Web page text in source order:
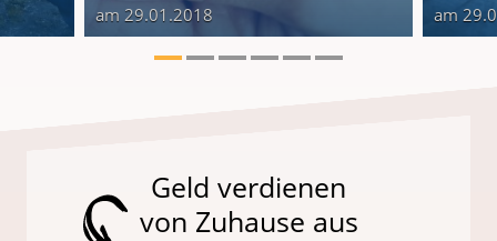
am 29.01.2018 am
Geld verdienen
von Zuhause aus